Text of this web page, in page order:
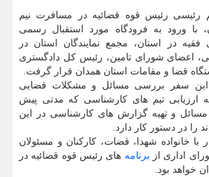
رئیسی رئیس قوه قضائیه در مسافرت نیم
با ورود به فرودگاه مورد استقبال رسمی
فقیه در استان، مجمع نمایندگان استان در
اعضای شورای تامین، رئیس کل دادگستری
قضا و مقامات استان همدان قرار گرفت.
این سفر بررسی مسائل و مشکلات قضایی
ارزیابی تیم های کارشناسی که مدتی پیش
و تهیه گزارش های کارشناسی در این
را در دستور کار دارد.
با خانواده شهدا، قضات، کارکنان و مسئولان
اداری از برنامه های رئیس قوه قضائیه در
خواهد بود.